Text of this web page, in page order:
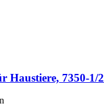
Haustiere, 7350-​1/2